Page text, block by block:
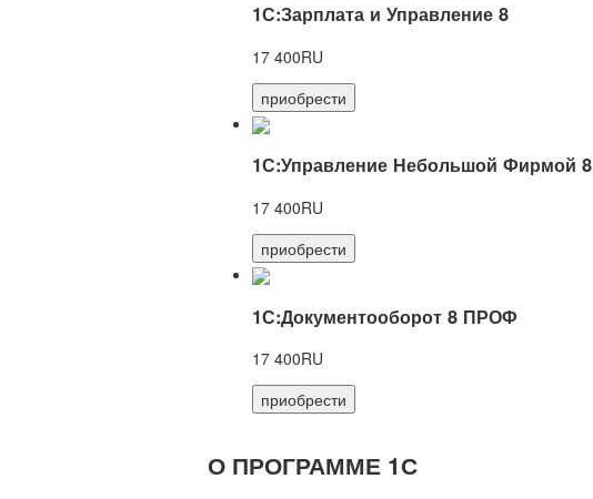
1С:Зарплата и Управление 8
17 400RU
приобрести
1С:Управление Небольшой Фирмой 8
17 400RU
приобрести
1С:Документооборот 8 ПРОФ
17 400RU
приобрести
О ПРОГРАММЕ 1С